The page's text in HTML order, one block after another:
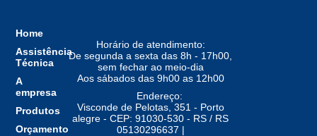
Home
Assistência
Técnica
A
empresa
Produtos
Orçamento
Horário de atendimento:
De segunda a sexta das 8h - 17h00,
sem fechar ao meio-dia
Aos sábados das 9h00 as 12h00
Endereço:
Visconde de Pelotas, 351 - Porto
alegre - CEP: 91030-530 - RS / RS
05130296637 |